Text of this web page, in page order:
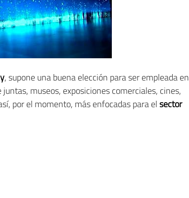
, supone una buena elección para ser empleada en
juntas, museos, exposiciones comerciales, cines,
por el momento, más enfocadas para elsector